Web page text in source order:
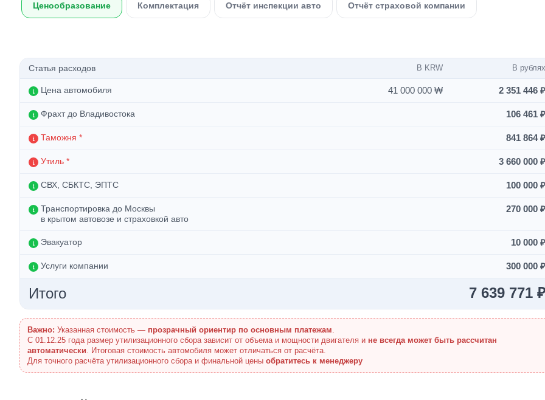
Ценообразование Комплектация Отчёт инспекции авто Отчёт страховой компании
Статья расходов В KRW В рублях
Цена автомобиля 41 000 000 ₩ 2 351 446 ₽
Фрахт до Владивостока 106 461 ₽
Таможня * 841 864 ₽
Утиль * 3 660 000 ₽
СВХ, СБКТС, ЭПТС 100 000 ₽
Транспортировка до Москвы
в крытом автовозе и страховкой авто
270 000 ₽
Эвакуатор 10 000 ₽
Услуги компании 300 000 ₽
Итого 7 639 771 ₽
Важно: Указанная стоимость — прозрачный ориентир по основным платежам.
С 01.12.25 года размер утилизационного сбора зависит от объема и мощности двигателя и не всегда может быть рассчитан
автоматически. Итоговая стоимость автомобиля может отличаться от расчёта.
Для точного расчёта утилизационного сбора и финальной цены обратитесь к менеджеру